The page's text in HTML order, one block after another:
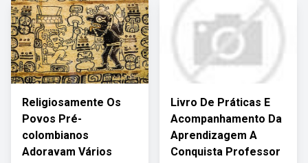
Religiosamente Os
Povos Pré-
colombianos
Adoravam Vários
Livro De Práticas E
Acompanhamento Da
Aprendizagem A
Conquista Professor